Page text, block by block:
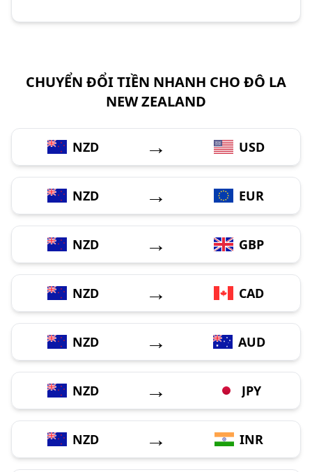
CHUYỂN ĐỔI TIỀN NHANH CHO ĐÔ LA
NEW ZEALAND
NZD → USD
NZD → EUR
NZD → GBP
NZD → CAD
NZD → AUD
NZD → JPY
NZD → INR